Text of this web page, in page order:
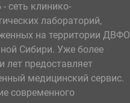
сеть клинико-
лабораторий,
на территории ДВФО
Сибири. Уже более
лет предоставляет
медицинский сервис.
современного